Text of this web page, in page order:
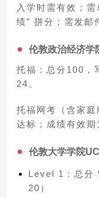
入学时需有效；
绩” 拼分；需发邮
伦敦政治经济学
托福：总分100，
24。
托福网考（含家
达标；成绩有效期
伦敦大学学院
Level 1：总分
20）